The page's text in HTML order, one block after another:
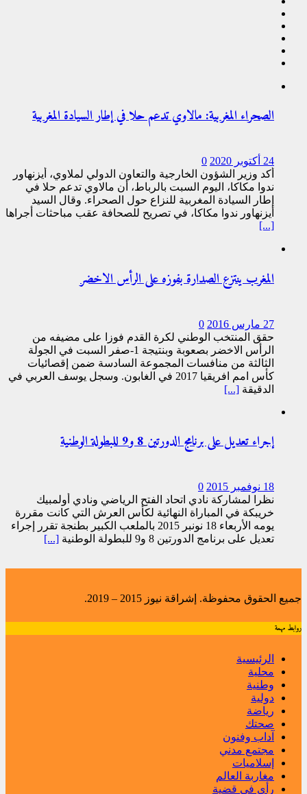
الصحراء المغربية: مالاوي تدعم حلا في إطار السيادة المغربية
24 أكتوبر 2020
0
أكد وزير الشؤون الخارجية والتعاون الدولي لملاوي، أيزنهاور
ندوا مكاكا، اليوم السبت بالرباط، أن مالاوي تدعم حلا في
إطار السيادة المغربية للنزاع حول الصحراء. وقال السيد
أيزنهاور ندوا مكاكا، في تصريح للصحافة عقب مباحثات أجراها
[...]
المغرب ينتزع الصدارة بفوزه على الرأس الاخضر
27 مارس 2016
0
حقق المنتخب الوطني لكرة القدم فوزا على مضيفه من
الرأس الاخضر بصعوبة وبنتيجة 1-صفر السبت في الجولة
الثالثة من منافسات المجموعة السادسة ضمن إقصائيات
كأس امم افريقيا 2017 في الغابون. وسجل يوسف العربي في
الدقيقة [...]
إجراء تعديل على برنامج الدورتين 8 و9 للبطولة الوطنية
18 نوفمبر 2015
0
نظرا لمشاركة نادي اتحاد الفتح الرياضي ونادي أولمبيك
خريبكة في المباراة النهائية لكأس العرش التي كانت مقررة
يومه الأربعاء 18 نونبر 2015 بالملعب الكبير بطنجة تقرر إجراء
تعديل على برنامج الدورتين 8 و9 للبطولة الوطنية
[...]
جميع الحقوق محفوظة. إشراقة نيوز 2015 – 2019.
روابط مهمة
الرئيسية
محلية
وطنية
دولية
رياضة
صحتك
آداب وفنون
مجتمع مدني
إسلاميات
مغاربة العالم
رأي في قضية